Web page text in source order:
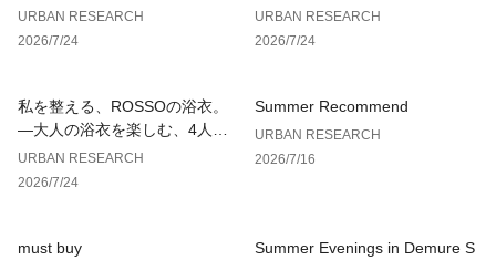
ンタグをご覧ください。
▼お気に入り登録のおすすめ▼
お気に入り登録商品は、マイページにて現在の価格情報や在庫
状況の確認が可能です。
お買い物リストの管理に是非ご利用下さい。
URBAN RESEARCH
2026/7/24
H
URBAN RESEARCH
2026/7/24
私を整える、ROSSOの浴衣。
—大人の浴衣を楽しむ、4人のT
IPS—
URBAN RESEARCH
2026/7/24
Summer Recommend
URBAN RESEARCH
2026/7/16
must buy
Summer Evenings in Demure S